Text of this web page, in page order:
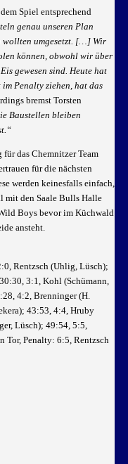
Spiel entsprechend
genau unseren Plan
wollten umgesetzt. […] Wir
können, obwohl wir über
gewesen sind. Heute hat
Penalty ziehen, hat das
bremst Torsten
Baustellen bleiben
das Chemnitzer Team
für die nächsten
werden keinesfalls einfach,
mit den Saale Bulls Halle
Boys bevor im Küchwald
ansteht.
Rentzsch (Uhlig, Lüsch);
3:1, Kohl (Schümann,
4:2, Brenninger (H.
43:53, 4:4, Hruby
Lüsch); 49:54, 5:5,
Tor, Penalty: 6:5, Rentzsch